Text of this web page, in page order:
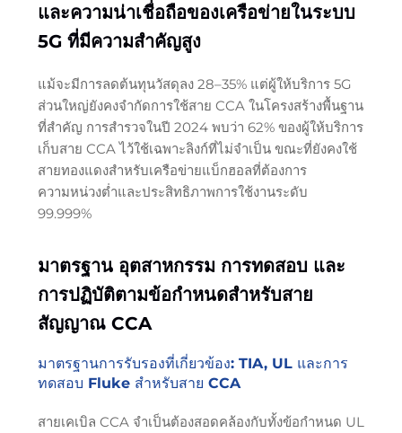
และความน่าเชื่อถือของเครือข่ายในระบบ
5G ที่มีความสำคัญสูง
แม้จะมีการลดต้นทุนวัสดุลง 28–35% แต่ผู้ให้บริการ 5G
ส่วนใหญ่ยังคงจำกัดการใช้สาย CCA ในโครงสร้างพื้นฐาน
ที่สำคัญ การสำรวจในปี 2024 พบว่า 62% ของผู้ให้บริการ
เก็บสาย CCA ไว้ใช้เฉพาะลิงก์ที่ไม่จำเป็น ขณะที่ยังคงใช้
สายทองแดงสำหรับเครือข่ายแบ็กฮอลที่ต้องการ
ความหน่วงต่ำและประสิทธิภาพการใช้งานระดับ
99.999%
มาตรฐาน อุตสาหกรรม การทดสอบ และ
การปฏิบัติตามข้อกำหนดสำหรับสาย
สัญญาณ CCA
มาตรฐานการรับรองที่เกี่ยวข้อง: TIA, UL และการ
ทดสอบ Fluke สำหรับสาย CCA
สายเคเบิล CCA จำเป็นต้องสอดคล้องกับทั้งข้อกำหนด UL